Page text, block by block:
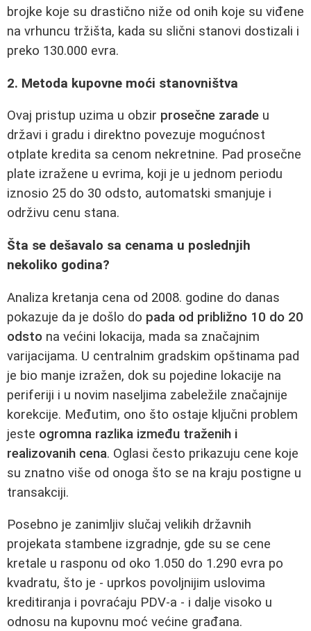
brojke koje su drastično niže od onih koje su viđene
na vrhuncu tržišta, kada su slični stanovi dostizali i
preko 130.000 evra.
2. Metoda kupovne moći stanovništva
Ovaj pristup uzima u obzir prosečne zarade u
državi i gradu i direktno povezuje mogućnost
otplate kredita sa cenom nekretnine. Pad prosečne
plate izražene u evrima, koji je u jednom periodu
iznosio 25 do 30 odsto, automatski smanjuje i
održivu cenu stana.
Šta se dešavalo sa cenama u poslednjih
nekoliko godina?
Analiza kretanja cena od 2008. godine do danas
pokazuje da je došlo do pada od približno 10 do 20
odsto na većini lokacija, mada sa značajnim
varijacijama. U centralnim gradskim opštinama pad
je bio manje izražen, dok su pojedine lokacije na
periferiji i u novim naseljima zabeležile značajnije
korekcije. Međutim, ono što ostaje ključni problem
jeste ogromna razlika između traženih i
realizovanih cena. Oglasi često prikazuju cene koje
su znatno više od onoga što se na kraju postigne u
transakciji.
Posebno je zanimljiv slučaj velikih državnih
projekata stambene izgradnje, gde su se cene
kretale u rasponu od oko 1.050 do 1.290 evra po
kvadratu, što je - uprkos povoljnijim uslovima
kreditiranja i povraćaju PDV-a - i dalje visoko u
odnosu na kupovnu moć većine građana.